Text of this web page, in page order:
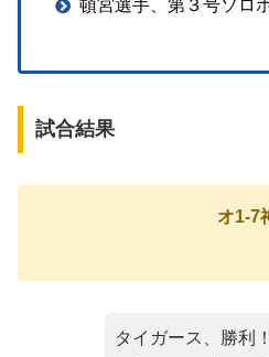
頓宮選手、第３号ソロ
試合結果
オ1-7
タイガース、勝利